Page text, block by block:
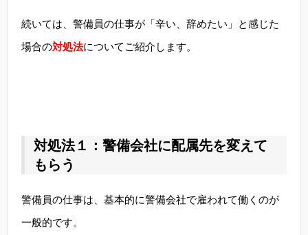
続いては、警備員の仕事が「辛い、辞めたい」と感じた
場合の対処法についてご紹介します。
対処法１：警備会社に配属先を変えて
もらう
警備員の仕事は、基本的に警備会社で雇われて働くのが
一般的です。